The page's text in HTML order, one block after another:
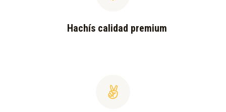
Hachís calidad premium